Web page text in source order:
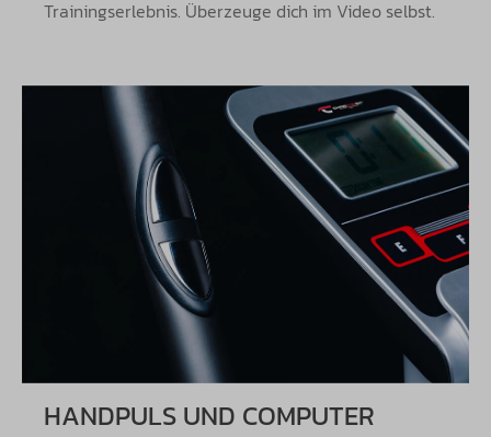
Trainingserlebnis. Überzeuge dich im Video selbst.
HANDPULS UND COMPUTER